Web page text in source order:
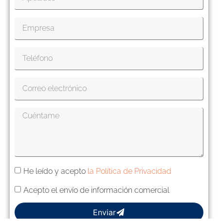
He leído y acepto la Política de Privacidad
Acepto el envío de información comercial
Enviar